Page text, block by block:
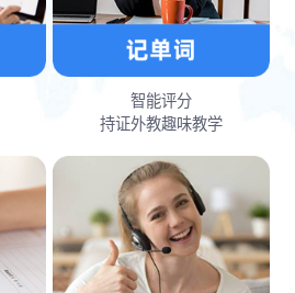
智能评分
持证外教趣味教学